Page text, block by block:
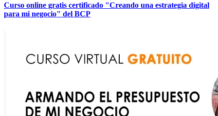
Curso online gratis certificado "Creando una estrategia digital
para mi negocio" del BCP